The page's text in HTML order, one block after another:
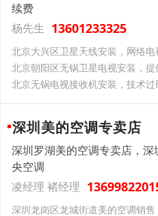
续费
杨先生 13601233325
北京大兴区卫星天线安装，网络电
北京朝阳区无锅卫星电视安装，
北京无锅电视接收机安装，技术
深圳美的空调专卖店
深圳罗湖美的空调专卖店，
央空调
凌经理 褚经理
深圳龙岗区龙城街道美的空调销